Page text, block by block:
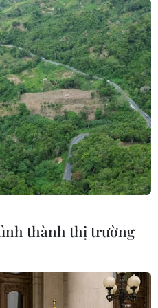
#nối lại viện trợ
Palestine
HAMAS
thành thị trường